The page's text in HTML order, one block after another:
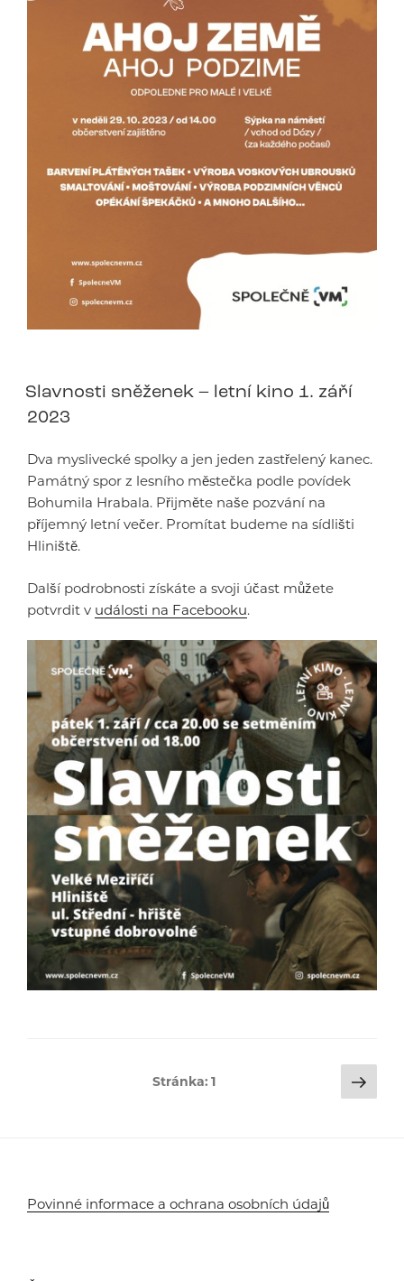
Slavnosti sněženek – letní kino 1. září
2023
Dva myslivecké spolky a jen jeden zastřelený kanec.
Památný spor z lesního městečka podle povídek
Bohumila Hrabala. Přijměte naše pozvání na
příjemný letní večer. Promítat budeme na sídlišti
Hliniště.
Další podrobnosti získáte a svoji účast můžete
potvrdit v události na Facebooku.
Stránka:1
Povinné informace a ochrana osobních údajů